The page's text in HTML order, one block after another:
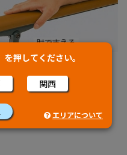
て歩行するのに最適な手すりで
押してください。
関西
エリアについて